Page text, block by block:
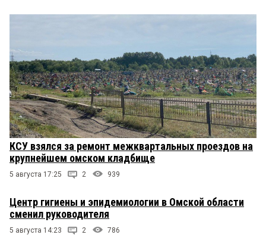
КСУ взялся за ремонт межквартальных проездов на
крупнейшем омском кладбище
5 августа 17:25 2 939
Центр гигиены и эпидемиологии в Омской области
сменил руководителя
5 августа 14:23 2 786